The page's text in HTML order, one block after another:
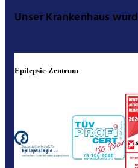
Unser Krankenhaus
Epilepsie-Zentrum